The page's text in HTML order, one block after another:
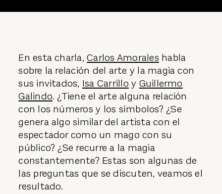
En esta charla,Carlos Amorales habla
sobre la relación del arte y la magia con
sus invitados, Isa Carrillo y Guillermo
Galindo. ¿Tiene el arte alguna relación
con los números y los símbolos? ¿Se
genera algo similar del artista con el
espectador como un mago con su
público? ¿Se recurre a la magia
constantemente? Estas son algunas de
las preguntas que se discuten, veamos el
resultado.